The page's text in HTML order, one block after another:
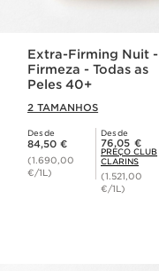
Extra-Firming Nuit -
Firmeza - Todas as
Peles 40+
2 TAMANHOS
Desde
Preço atual 84,50 €
84,50 €
(1.690,00
€/1L)
Desde
Preço Club Clarins 76,05 €
76,05 €
PREÇO CLUB
CLARINS
(1.521,00
€/1L)